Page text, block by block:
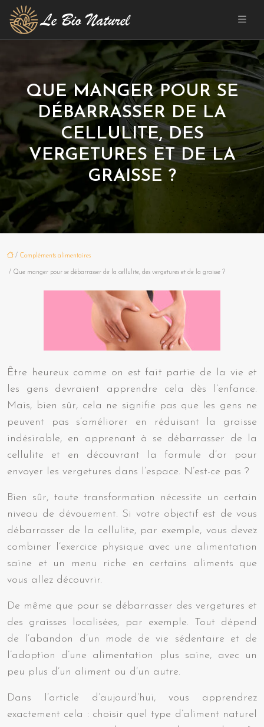
QUE MANGER POUR SE
DÉBARRASSER DE LA
CELLULITE, DES
VERGETURES ET DE LA
GRAISSE ?
/ Compléments alimentaires
/ Que manger pour se débarrasser de la cellulite, des vergetures et de la graisse ?
Être heureux comme on est fait partie de la vie et
les gens devraient apprendre cela dès l’enfance.
Mais, bien sûr, cela ne signifie pas que les gens ne
peuvent pas s’améliorer en réduisant la graisse
indésirable, en apprenant à se débarrasser de la
cellulite et en découvrant la formule d’or pour
envoyer les vergetures dans l’espace. N’est-ce pas ?
Bien sûr, toute transformation nécessite un certain
niveau de dévouement. Si votre objectif est de vous
débarrasser de la cellulite, par exemple, vous devez
combiner l’exercice physique avec une alimentation
saine et un menu riche en certains aliments que
vous allez découvrir.
De même que pour se débarrasser des vergetures et
des graisses localisées, par exemple. Tout dépend
de l’abandon d’un mode de vie sédentaire et de
l’adoption d’une alimentation plus saine, avec un
peu plus d’un aliment ou d’un autre.
Dans l’article d’aujourd’hui, vous apprendrez
exactement cela : choisir quel type d’aliment naturel